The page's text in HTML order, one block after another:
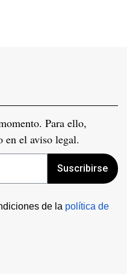
Para ello,
en el aviso legal.
Suscribirse
de la política de